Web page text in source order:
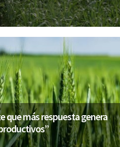
que más respuesta genera